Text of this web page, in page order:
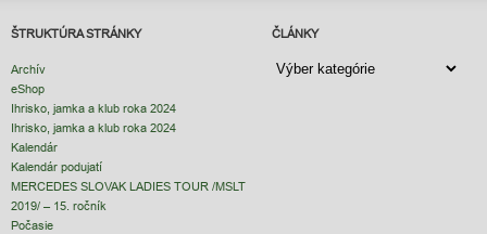
ŠTRUKTÚRA STRÁNKY
Archív
eShop
Ihrisko, jamka a klub roka 2024
Ihrisko, jamka a klub roka 2024
Kalendár
Kalendár podujatí
MERCEDES SLOVAK LADIES TOUR /MSLT
2019/ – 15. ročník
Počasie
ČLÁNKY
ČLÁNKY